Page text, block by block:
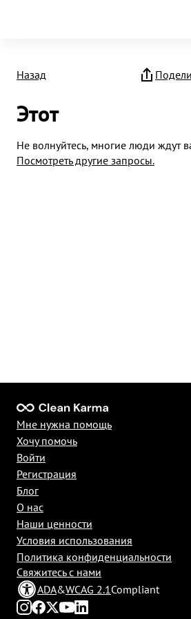
Назад
Этот
Не волнуйтесь, многие люди ждут
Посмотреть другие запросы.
ADA&WCAG 2.1Compliant
Мне нужна помощь
Хочу помочь
Войти
Регистрация
Блог
О нас
Наши ценности
Условия использования
Политика конфиденциальности
Свяжитесь с нами